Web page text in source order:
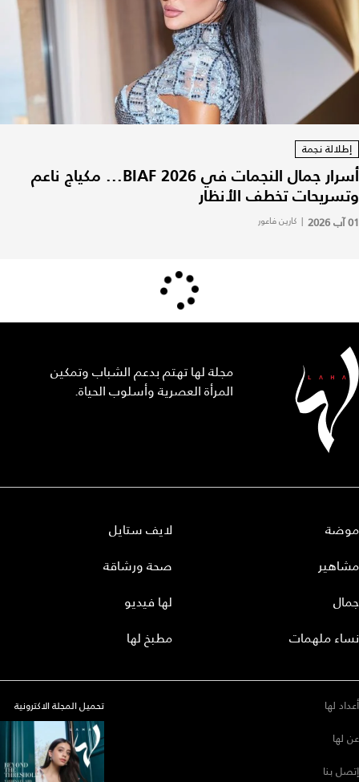
إطلالة نجمة
أسرار جمال النجمات في BIAF 2026... مكياج ناعم
وتسريحات تخطف الأنظار
01 آب 2026 | كارين فاعور
مجلة لها تهتم بدعم الشباب وتمكين
المرأة العصرية وأسلوب الحياة.
موضة
مشاهير
جمال
نساء ملهمات
لايف ستايل
صحة ورشاقة
لها فيديو
مطبخ لها
أعداد لها
عن لها
إتصل بنا
تحميل المجلة الاكترونية